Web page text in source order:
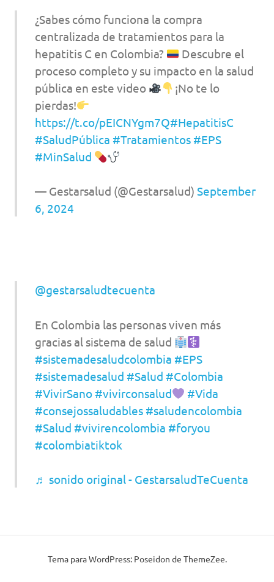
¿Sabes cómo funciona la compra
centralizada de tratamientos para la
hepatitis C en Colombia?
Descubre el
proceso completo y su impacto en la salud
pública en este video
¡No te lo
pierdas!
https://t.co/pEICNYgm7Q#HepatitisC
#SaludPública #Tratamientos #EPS
#MinSalud
— Gestarsalud (@Gestarsalud) September
6, 2024
@gestarsaludtecuenta
En Colombia las personas viven más
gracias al sistema de salud
#sistemadesaludcolombia #EPS
#sistemadesalud #Salud #Colombia
#VivirSano #vivirconsalud
#Vida
#consejossaludables #saludencolombia
#Salud #vivirencolombia #foryou
#colombiatiktok
♬ sonido original - GestarsaludTeCuenta
Tema para WordPress: Poseidon de ThemeZee.